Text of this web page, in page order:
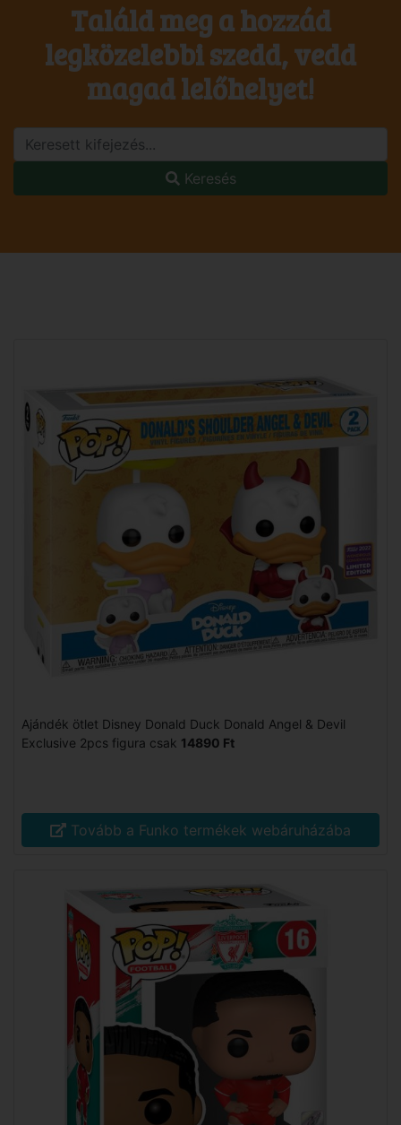
Találd meg a hozzád
legközelebbi szedd, vedd
magad lelőhelyet!
Keresés
Ajándék ötlet Disney Donald Duck Donald Angel & Devil
Exclusive 2pcs figura csak 14890 Ft
Tovább a Funko termékek webáruházába